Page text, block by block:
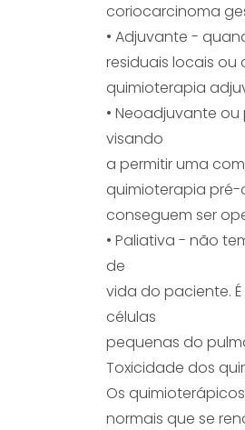
coriocarcinoma
• Adjuvante -
residuais locais ou
quimioterapia
• Neoadjuvante
visando
a permitir uma
quimioterapia
conseguem ser
• Paliativa - não
de
vida do paciente.
células
pequenas do
Toxicidade dos
Os
normais que se